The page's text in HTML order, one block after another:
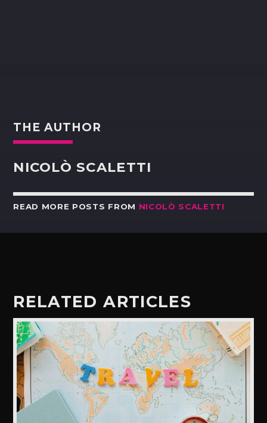
THE AUTHOR
NICOLÒ SCALETTI
READ MORE POSTS FROM NICOLÒ SCALETTI
RELATED ARTICLES